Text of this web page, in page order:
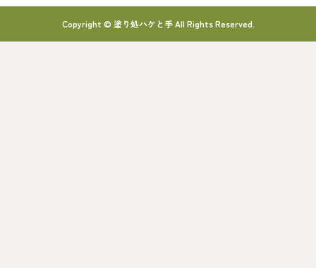
Copyright © 塗り処ハケと手 All Rights Reserved.